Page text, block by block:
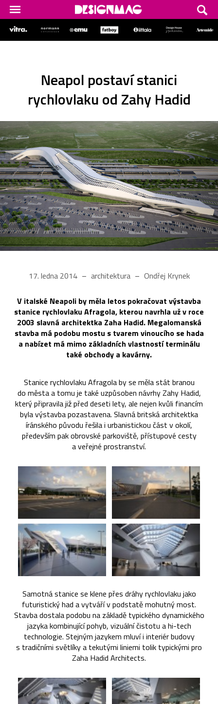
Neapol postaví stanici
rychlovlaku od Zahy Hadid
17. ledna 2014 architektura Ondřej Krynek
V italské Neapoli by měla letos pokračovat výstavba
stanice rychlovlaku Afragola, kterou navrhla už v roce
2003 slavná architektka Zaha Hadid. Megalomanská
stavba má podobu mostu s tvarem vinoucího se hada
a nabízet má mimo základních vlastností terminálu
také obchody a kavárny.
Stanice rychlovlaku Afragola by se měla stát branou
do města a tomu je také uzpůsoben návrhy Zahy Hadid,
který připravila již před deseti lety, ale nejen kvůli financím
byla výstavba pozastavena. Slavná britská architektka
íránského původu řešila i urbanistickou část v okolí,
především pak obrovské parkoviště, přístupové cesty
a veřejné prostranství.
Samotná stanice se klene přes dráhy rychlovlaku jako
futuristický had a vytváří v podstatě mohutný most.
Stavba dostala podobu na základě typického dynamického
jazyka kombinující pohyb, vizuální čistotu a hi-tech
technologie. Stejným jazykem mluví i interiér budovy
s tradičními světlíky a tekutými liniemi tolik typickými pro
Zaha Hadid Architects.